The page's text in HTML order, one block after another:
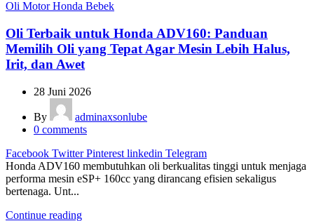
Oli Motor Honda Bebek
Oli Terbaik untuk Honda ADV160: Panduan
Memilih Oli yang Tepat Agar Mesin Lebih Halus,
Irit, dan Awet
28 Juni 2026
By
adminaxsonlube
0 comments
Facebook Twitter Pinterest linkedin Telegram
Honda ADV160 membutuhkan oli berkualitas tinggi untuk menjaga
performa mesin eSP+ 160cc yang dirancang efisien sekaligus
bertenaga. Unt...
Continue reading